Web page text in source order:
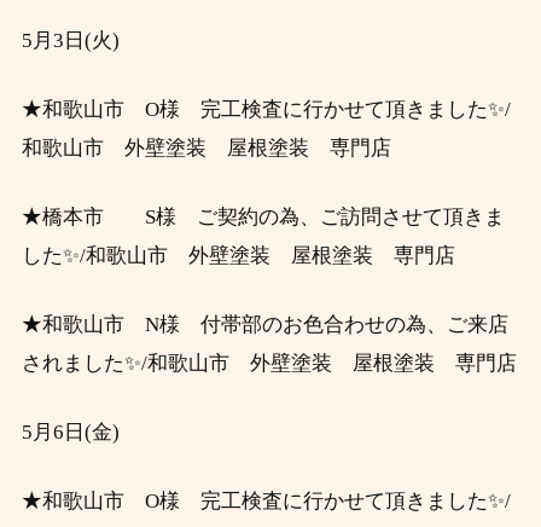
5月3日(火)
★和歌山市 O様 完工検査に行かせて頂きました✨/
和歌山市 外壁塗装 屋根塗装 専門店
★橋本市 S様 ご契約の為、ご訪問させて頂きま
した✨/和歌山市 外壁塗装 屋根塗装 専門店
★和歌山市 N様 付帯部のお色合わせの為、ご来店
されました✨/和歌山市 外壁塗装 屋根塗装 専門店
5月6日(金)
★和歌山市 O様 完工検査に行かせて頂きました✨/